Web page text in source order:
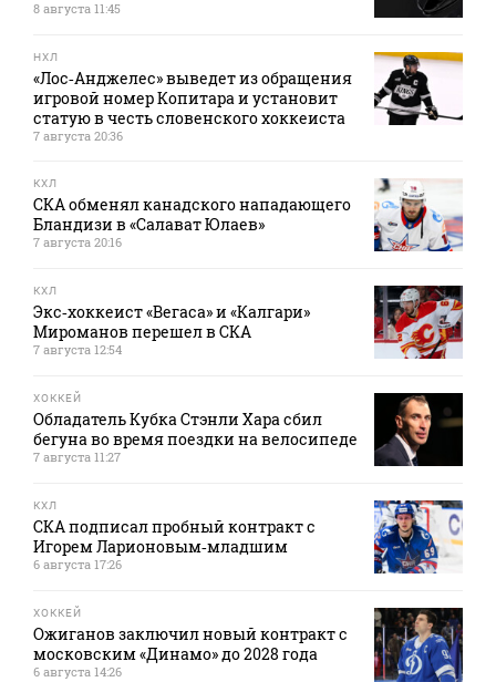
8 августа 11:45
НХЛ
«Лос‑Анджелес» выведет из обращения
игровой номер Копитара и установит
статую в честь словенского хоккеиста
7 августа 20:36
КХЛ
СКА обменял канадского нападающего
Бландизи в «Салават Юлаев»
7 августа 20:16
КХЛ
Экс‑хоккеист «Вегаса» и «Калгари»
Мироманов перешел в СКА
7 августа 12:54
ХОККЕЙ
Обладатель Кубка Стэнли Хара сбил
бегуна во время поездки на велосипеде
7 августа 11:27
КХЛ
СКА подписал пробный контракт с
Игорем Ларионовым‑младшим
6 августа 17:26
ХОККЕЙ
Ожиганов заключил новый контракт с
московским «Динамо» до 2028 года
6 августа 14:26